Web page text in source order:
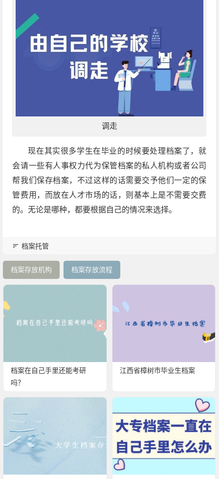
调走
现在其实很多学生在毕业的时候要处理档案了，就
会请一些有人事权力代为保管档案的私人机构或者公司
帮我们保存档案，不过这样的话需要交予他们一定的保
管费用，而放在人才市场的话，则基本上是不需要交费
的。无论是哪种，都要根据自己的情况来选择。
档案托管
档案存放机构 档案存放流程
档案在自己手里还能考研
吗？
江西省樟树市毕业生档案